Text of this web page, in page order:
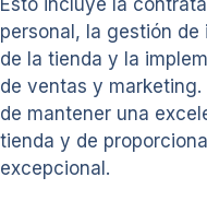
Esto incluye la
personal, la gestión
de la tienda y la
de ventas y
de mantener una
tienda y de
excepcional.